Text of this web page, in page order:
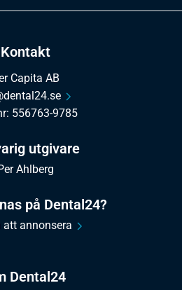
Dental24
Kontakt
Capita AB
556763-9785
utgivare
Ahlberg
på Dental24?
att annonsera